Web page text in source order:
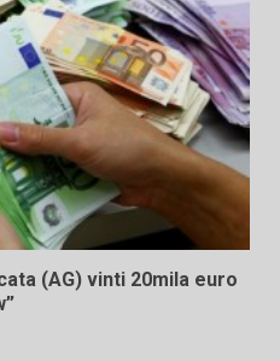
(AG) vinti 20mila euro